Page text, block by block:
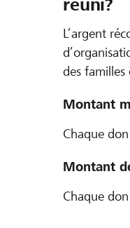
réuni?
L’argent
des familles
Montant
Chaque
Montant
Chaque